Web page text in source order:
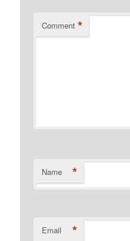
Comment *
Name *
Email *